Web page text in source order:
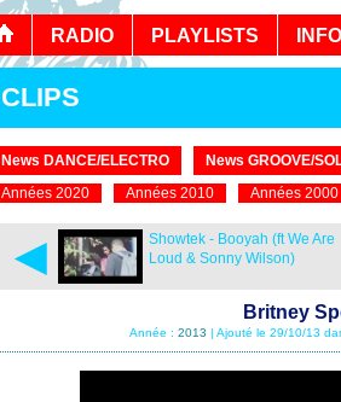
RADIO PLAYLISTS
CLIPS
News DANCE/ELECTRO News GROOVE/
Années 2020
Années 2010 Années 2000
◄
Showtek - Booyah (ft We Are
Loud & Sonny Wilson)
Britney
Année : 2013 | Ajouté le 29/10/13